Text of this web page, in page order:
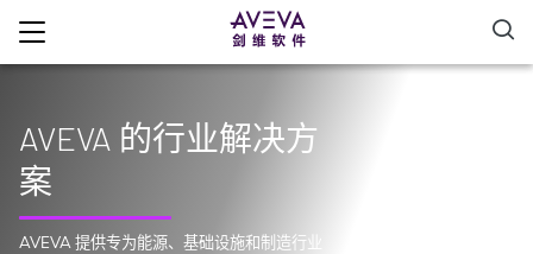
AVEVA 的行业解决方
案
AVEVA 提供专为能源、基础设施和制造行业